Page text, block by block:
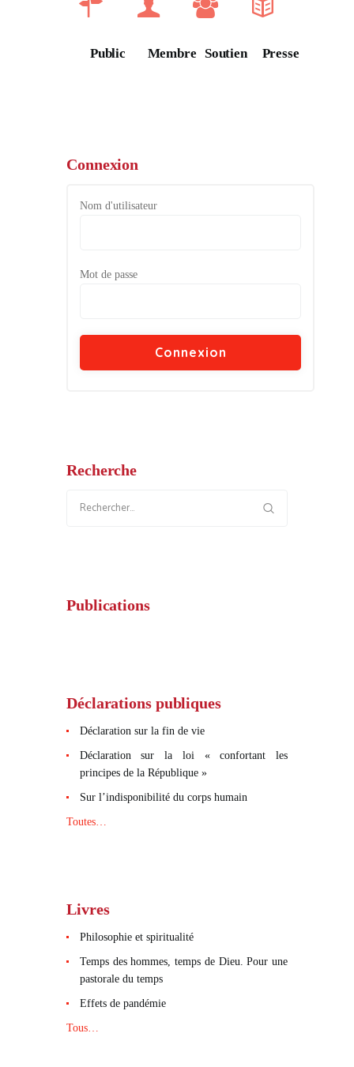
Public Membre Soutien Presse
Connexion
Nom d'utilisateur
Mot de passe
Recherche
Publications
Déclarations publiques
Déclaration sur la fin de vie
Déclaration sur la loi « confortant les
principes de la République »
Sur l’indisponibilité du corps humain
Toutes…
Livres
Philosophie et spiritualité
Temps des hommes, temps de Dieu. Pour une
pastorale du temps
Effets de pandémie
Tous…